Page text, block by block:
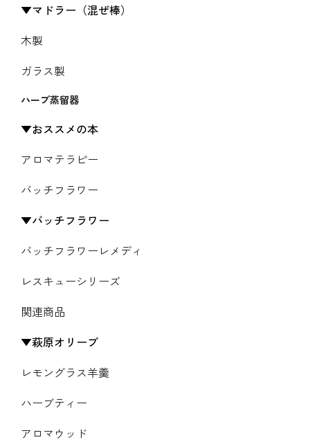
マドラー（混ぜ棒）
木製
ガラス製
ハーブ蒸留器
おススメの本
アロマテラピー
バッチフラワー
バッチフラワー
バッチフラワーレメディ
レスキューシリーズ
関連商品
萩原オリーブ
レモングラス羊羹
ハーブティー
アロマウッド